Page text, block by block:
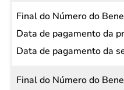
primeira
parcela
Data de
da